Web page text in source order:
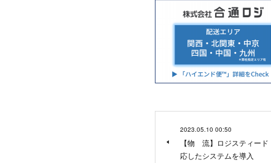
2023.05.10 00:50
【物 流】ロジスティー
応したシステムを導入